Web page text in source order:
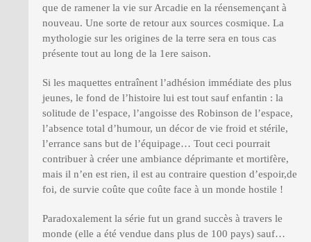
que de ramener la vie sur Arcadie en la réensemençant à
nouveau. Une sorte de retour aux sources cosmique. La
mythologie sur les origines de la terre sera en tous cas
présente tout au long de la 1ere saison.
Si les maquettes entraînent l’adhésion immédiate des plus
jeunes, le fond de l’histoire lui est tout sauf enfantin : la
solitude de l’espace, l’angoisse des Robinson de l’espace,
l’absence total d’humour, un décor de vie froid et stérile,
l’errance sans but de l’équipage… Tout ceci pourrait
contribuer à créer une ambiance déprimante et mortifère,
mais il n’en est rien, il est au contraire question d’espoir,de
foi, de survie coûte que coûte face à un monde hostile !
Paradoxalement la série fut un grand succès à travers le
monde (elle a été vendue dans plus de 100 pays) sauf…